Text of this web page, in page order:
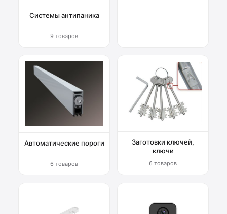
Системы антипаника
9 товаров
Автоматические пороги
6 товаров
Заготовки ключей,
ключи
6 товаров